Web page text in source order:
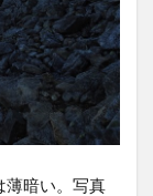
薄暗い。写真